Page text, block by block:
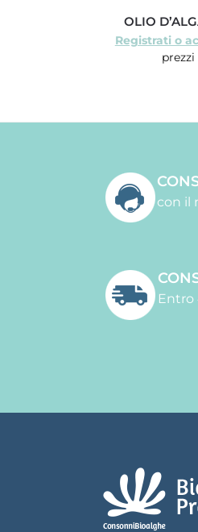
OLIO
Registrati o
con il
Entro